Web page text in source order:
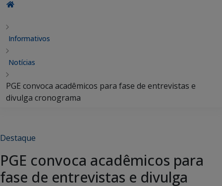
Informativos
Notícias
PGE convoca acadêmicos para fase de entrevistas e
divulga cronograma
Destaque
PGE convoca acadêmicos para
fase de entrevistas e divulga